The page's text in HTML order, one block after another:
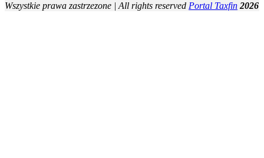
Wszystkie prawa zastrzezone | All rights reserved Portal Taxfin 2026